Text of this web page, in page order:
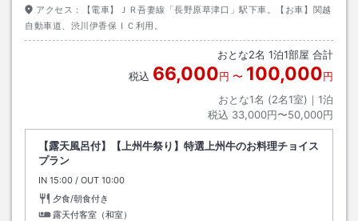
アクセス：
【電車】ＪＲ吾妻線「長野原草津口」駅下車。【お車】関越
自動車道、渋川伊香保ＩＣ利用。
おとな2名 1泊1部屋 合計
税込 66,000円 〜 100,000円
おとな1名 (2名1室)｜ 1泊
税込 33,000円〜50,000円
【露天風呂付】【上州牛祭り】特選上州牛のお料理チョイス
プラン
IN チェックイン
15:00 / OUT チェックアウト
10:00
夕食/朝食付き
露天付客室（和室）